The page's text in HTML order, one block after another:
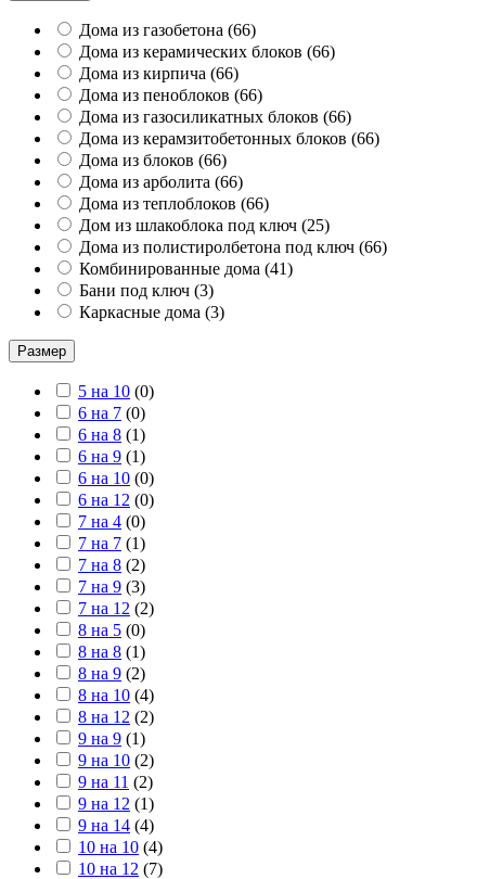
Дома из газобетона (66)
Дома из керамических блоков (66)
Дома из кирпича (66)
Дома из пеноблоков (66)
Дома из газосиликатных блоков (66)
Дома из керамзитобетонных блоков (66)
Дома из блоков (66)
Дома из арболита (66)
Дома из теплоблоков (66)
Дом из шлакоблока под ключ (25)
Дома из полистиролбетона под ключ (66)
Комбинированные дома (41)
Бани под ключ (3)
Каркасные дома (3)
Размер
5 на 10 (0)
6 на 7 (0)
6 на 8 (1)
6 на 9 (1)
6 на 10 (0)
6 на 12 (0)
7 на 4 (0)
7 на 7 (1)
7 на 8 (2)
7 на 9 (3)
7 на 12 (2)
8 на 5 (0)
8 на 8 (1)
8 на 9 (2)
8 на 10 (4)
8 на 12 (2)
9 на 9 (1)
9 на 10 (2)
9 на 11 (2)
9 на 12 (1)
9 на 14 (4)
10 на 10 (4)
10 на 12 (7)